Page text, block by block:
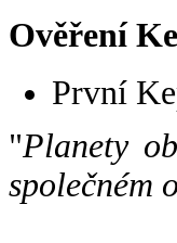
Ověření
První
"Planety
společném